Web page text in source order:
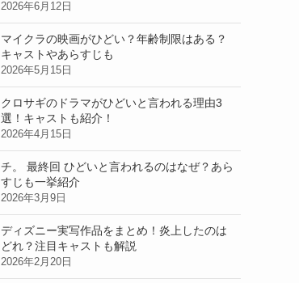
2026年6月12日
マイクラの映画がひどい？年齢制限はある？
キャストやあらすじも
2026年5月15日
クロサギのドラマがひどいと言われる理由3
選！キャストも紹介！
2026年4月15日
チ。 最終回 ひどいと言われるのはなぜ？あら
すじも一挙紹介
2026年3月9日
ディズニー実写作品をまとめ！炎上したのは
どれ？注目キャストも解説
2026年2月20日